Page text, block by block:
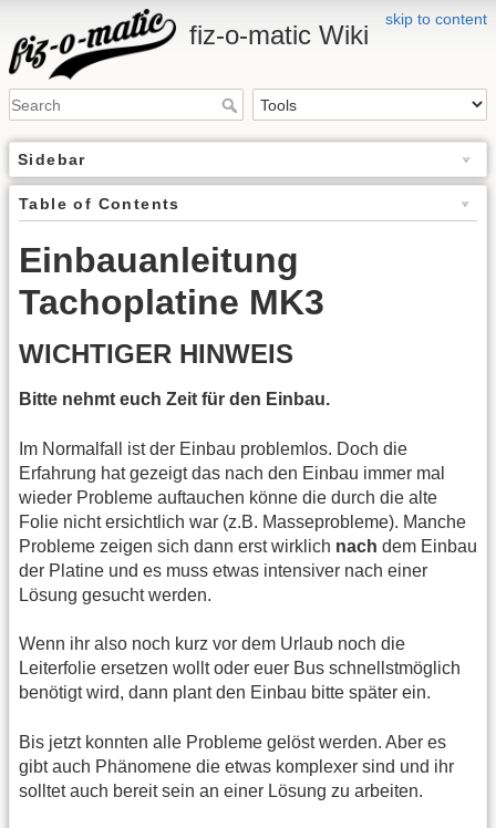
skip to content
fiz-o-matic Wiki
Sidebar
Table of Contents
Einbauanleitung
Tachoplatine MK3
WICHTIGER HINWEIS
Bitte nehmt euch Zeit für den Einbau.
Im Normalfall ist der Einbau problemlos. Doch die
Erfahrung hat gezeigt das nach den Einbau immer mal
wieder Probleme auftauchen könne die durch die alte
Folie nicht ersichtlich war (z.B. Masseprobleme). Manche
Probleme zeigen sich dann erst wirklich nach dem Einbau
der Platine und es muss etwas intensiver nach einer
Lösung gesucht werden.
Wenn ihr also noch kurz vor dem Urlaub noch die
Leiterfolie ersetzen wollt oder euer Bus schnellstmöglich
benötigt wird, dann plant den Einbau bitte später ein.
Bis jetzt konnten alle Probleme gelöst werden. Aber es
gibt auch Phänomene die etwas komplexer sind und ihr
solltet auch bereit sein an einer Lösung zu arbeiten.